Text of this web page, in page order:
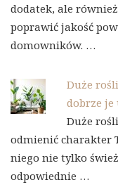
dodatek, ale
poprawić jakość
domowników. …
Duże
dobrze je
Duże
odmienić charakter
niego nie tylko
odpowiednie …